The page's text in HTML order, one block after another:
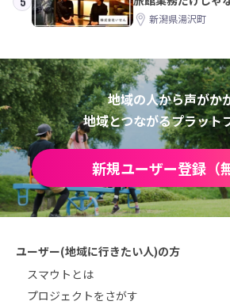
方。 株式会社いせ
新潟県湯沢町
地域の人から声がか
地域とつながるプラット
新規ユーザー登録（
ユーザー(地域に行きたい人)の方
スマウトとは
プロジェクトをさがす